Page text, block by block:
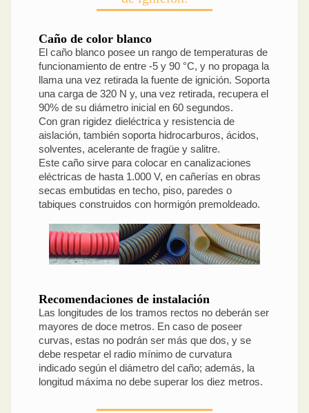
Caño de color blanco
El caño blanco posee un rango de temperaturas de
funcionamiento de entre -5 y 90 °C, y no propaga la
llama una vez retirada la fuente de ignición. Soporta
una carga de 320 N y, una vez retirada, recupera el
90% de su diámetro inicial en 60 segundos.
Con gran rigidez dieléctrica y resistencia de
aislación, también soporta hidrocarburos, ácidos,
solventes, acelerante de fragüe y salitre.
Este caño sirve para colocar en canalizaciones
eléctricas de hasta 1.000 V, en cañerías en obras
secas embutidas en techo, piso, paredes o
tabiques construidos con hormigón premoldeado.
Recomendaciones de instalación
Las longitudes de los tramos rectos no deberán ser
mayores de doce metros. En caso de poseer
curvas, estas no podrán ser más que dos, y se
debe respetar el radio mínimo de curvatura
indicado según el diámetro del caño; además, la
longitud máxima no debe superar los diez metros.